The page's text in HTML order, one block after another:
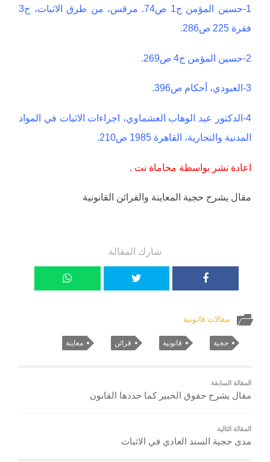
1-حسين المؤمن ج1 ص74. مرقس، من طرق الاثبات، ج3
فقرة 225 ص286.
2-حسين المؤمن ج4 ص269.
3-العبودي، أحكام ص396.
4-الدكتور عبد الوهاب العشماوي، اجراءات الاثبات في المواد
المدنية والتجارية، القاهرة 1985 ص210.
اعادة نشر بواسطة محاماة نت .
مقال يشرح حجية المعاينة والقرائن القانونية
شارك المقالة
مقالات قانونية
حجية قانونية قرائن معاينة
المقالة السابقة
مقال يشرح حقوق الخبير كما حددها القانون
المقالة التالية
مدى حجية السند العادي في الاثبات